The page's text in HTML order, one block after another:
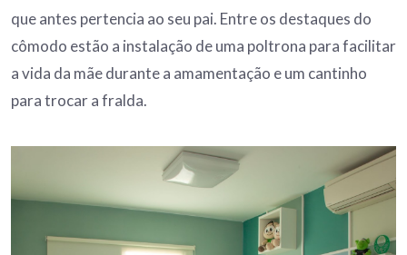
que antes pertencia ao seu pai. Entre os destaques do
cômodo estão a instalação de uma poltrona para facilitar
a vida da mãe durante a amamentação e um cantinho
para trocar a fralda.